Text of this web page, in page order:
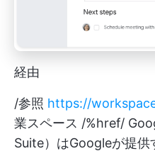
経由
/参照 https://
業スペース /%href/
Suite）はGoogleが提供